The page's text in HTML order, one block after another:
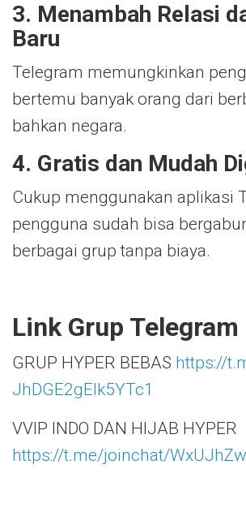
3. Menambah Relasi
Baru
Telegram memungkinkan
bertemu banyak orang dari
bahkan negara.
4. Gratis dan Mudah
Cukup menggunakan aplikasi
pengguna sudah bisa
berbagai grup tanpa biaya.
Link Grup
GRUP HYPER BEBAS https://
JhDGE2gEIk5YTc1
VVIP INDO DAN HIJAB HYPER
https://t.me/joinchat/